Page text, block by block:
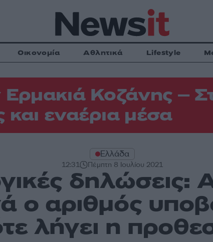
Οικονομία Αθλητικά Lifestyle
Κοζάνης –
εναέρια μέσα
Ελλάδα
12:31 Πέμπτη 8 Ιουλίου 2021
δηλώσεις:
ο αριθμός
λήγει η